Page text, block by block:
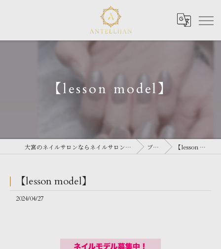
【lesson model】
大宮のネイルサロンならネイルサロン Antellijan 大宮 ブログ 【lesson model】
【lesson model】
2024/04/27